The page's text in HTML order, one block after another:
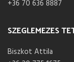
+36 70 636 8887
SZEGLEMEZES
Biszkot Attila